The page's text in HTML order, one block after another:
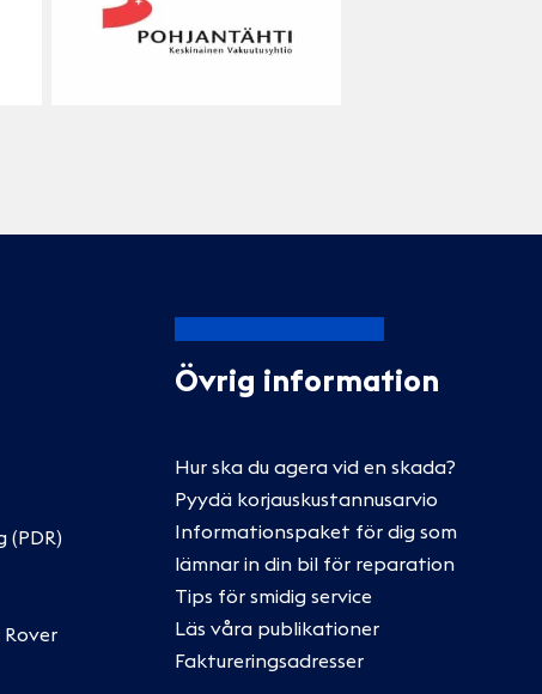
Pohjantähti
Övrig information
Hur ska du agera vid en skada?
Pyydä korjauskustannusarvio
Informationspaket för dig som
lämnar in din bil för reparation
Tips för smidig service
Läs våra publikationer
Faktureringsadresser